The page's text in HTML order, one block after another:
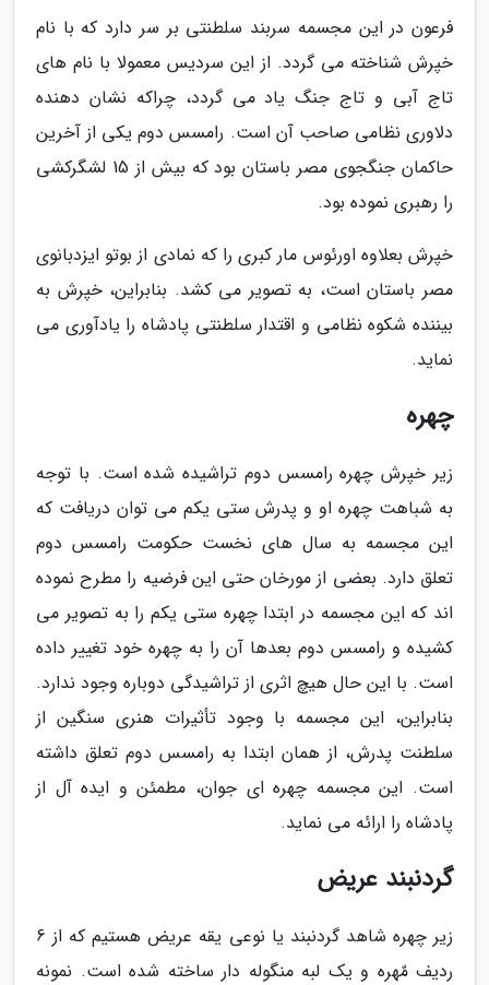
فرعون در این مجسمه سربند سلطنتی بر سر دارد که با نام
خپرش شناخته می گردد. از این سردیس معمولا با نام های
تاج آبی و تاج جنگ یاد می گردد، چراکه نشان دهنده
دلاوری نظامی صاحب آن است. رامسس دوم یکی از آخرین
حاکمان جنگجوی مصر باستان بود که بیش از 15 لشگرکشی
را رهبری نموده بود.
خپرش بعلاوه اورئوس مار کبری را که نمادی از بوتو ایزدبانوی
مصر باستان است، به تصویر می کشد. بنابراین، خپرش به
بیننده شکوه نظامی و اقتدار سلطنتی پادشاه را یادآوری می
نماید.
چهره
زیر خپرش چهره رامسس دوم تراشیده شده است. با توجه
به شباهت چهره او و پدرش ستی یکم می توان دریافت که
این مجسمه به سال های نخست حکومت رامسس دوم
تعلق دارد. بعضی از مورخان حتی این فرضیه را مطرح نموده
اند که این مجسمه در ابتدا چهره ستی یکم را به تصویر می
کشیده و رامسس دوم بعدها آن را به چهره خود تغییر داده
است. با این حال هیچ اثری از تراشیدگی دوباره وجود ندارد.
بنابراین، این مجسمه با وجود تأثیرات هنری سنگین از
سلطنت پدرش، از همان ابتدا به رامسس دوم تعلق داشته
است. این مجسمه چهره ای جوان، مطمئن و ایده آل از
پادشاه را ارائه می نماید.
گردنبند عریض
زیر چهره شاهد گردنبند یا نوعی یقه عریض هستیم که از 6
ردیف مٌهره و یک لبه منگوله دار ساخته شده است. نمونه